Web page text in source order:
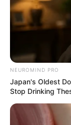
ดูดวงวันนี้
NEUROMIND PRO
Japan's Oldest
Stop Drinking